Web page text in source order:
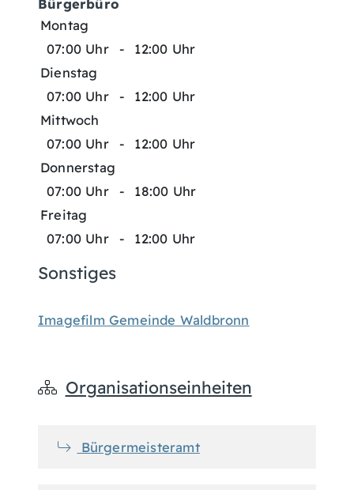
Bürgerbüro
Montag
07:00 Uhr
-
12:00 Uhr
Dienstag
07:00 Uhr
-
12:00 Uhr
Mittwoch
07:00 Uhr
-
12:00 Uhr
Donnerstag
07:00 Uhr
-
18:00 Uhr
Freitag
07:00 Uhr
- 12:00 Uhr
Sonstiges
Imagefilm Gemeinde Waldbronn
Organisationseinheiten
Bürgermeisteramt